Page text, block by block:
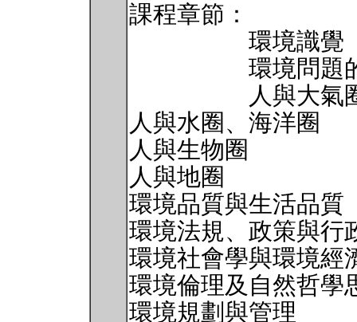
課程章節：
環境識覺
環境問題的
人與大氣
人與水圈、海洋圈
人與生物圈
人與地圈
環境品質與生活品質
環境法規、政策與行
環境社會學與環境經
環境倫理及自然哲學
環境規劃與管理